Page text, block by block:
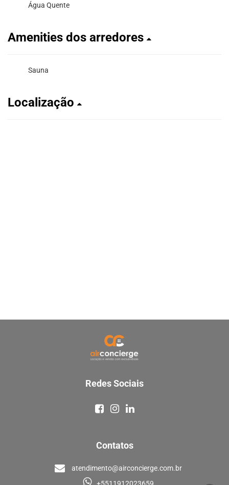
Água Quente
Amenities dos arredores
Sauna
Localização
Redes Sociais
Contatos
atendimento@airconcierge.com.br
+5511912023659